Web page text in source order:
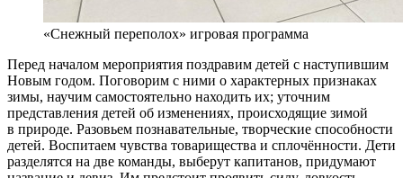
«Снежный переполох» игровая программа
Перед началом мероприятия поздравим детей с наступившим
Новым годом. Поговорим с ними о характерных признаках
зимы, научим самостоятельно находить их; уточним
представления детей об изменениях, происходящие зимой
в природе. Разовьем познавательные, творческие способности
детей. Воспитаем чувства товарищества и сплочённости. Дети
разделятся на две команды, выберут капитанов, придумают